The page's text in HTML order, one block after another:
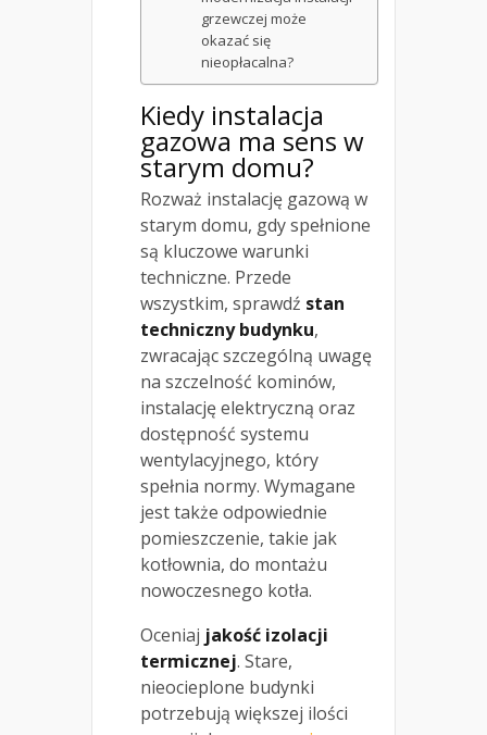
grzewczej może
okazać się
nieopłacalna?
Kiedy instalacja
gazowa ma sens w
starym domu?
Rozważ instalację gazową w
starym domu, gdy spełnione
są kluczowe warunki
techniczne. Przede
wszystkim, sprawdź stan
techniczny budynku,
zwracając szczególną uwagę
na szczelność kominów,
instalację elektryczną oraz
dostępność systemu
wentylacyjnego, który
spełnia normy. Wymagane
jest także odpowiednie
pomieszczenie, takie jak
kotłownia, do montażu
nowoczesnego kotła.
Oceniaj jakość izolacji
termicznej. Stare,
nieocieplone budynki
potrzebują większej ilości